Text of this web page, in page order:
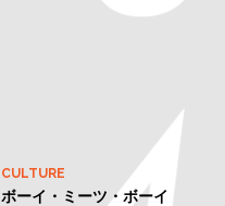
CULTURE
ボーイ・ミーツ・ボーイ